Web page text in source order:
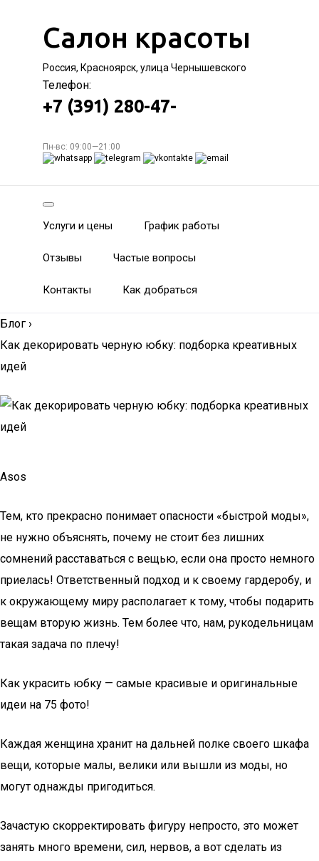
Салон красоты
Россия, Красноярск, улица Чернышевского
Телефон:
+7 (391) 280-47-
Пн-вс: 09:00—21:00
Услуги и цены График работы
Отзывы Частые вопросы
Контакты Как добраться
Блог ›
Как декорировать черную юбку: подборка креативных
идей
Asos
Тем, кто прекрасно понимает опасности «быстрой моды»,
не нужно объяснять, почему не стоит без лишних
сомнений расставаться с вещью, если она просто немного
приелась! Ответственный подход и к своему гардеробу, и
к окружающему миру располагает к тому, чтобы подарить
вещам вторую жизнь. Тем более что, нам, рукодельницам
такая задача по плечу!
Как украсить юбку — самые красивые и оригинальные
идеи на 75 фото!
Каждая женщина хранит на дальней полке своего шкафа
вещи, которые малы, велики или вышли из моды, но
могут однажды пригодиться.
Зачастую скорректировать фигуру непросто, это может
занять много времени, сил, нервов, а вот сделать из